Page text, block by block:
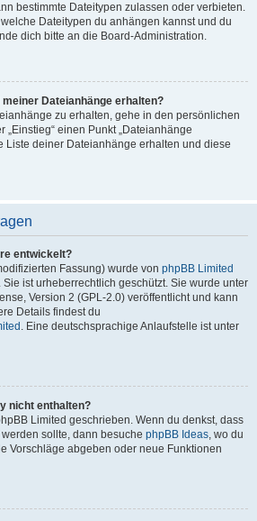
bestimmte Dateitypen zulassen oder verbieten.
Dateitypen du anhängen kannst und du
dich bitte an die Board-Administration.
Dateianhänge erhalten?
zu erhalten, gehe in den persönlichen
„Einstieg“ einen Punkt „Dateianhänge
Liste deiner Dateianhänge erhalten und diese
entwickelt?
Fassung) wurde von phpBB Limited
ist urheberrechtlich geschützt. Sie wurde unter
Version 2 (GPL-2.0) veröffentlicht und kann
Details findest du
. Eine deutschsprachige Anlaufstelle ist unter
nicht enthalten?
Limited geschrieben. Wenn du denkst, dass
sollte, dann besuche phpBB Ideas, wo du
Vorschläge abgeben oder neue Funktionen